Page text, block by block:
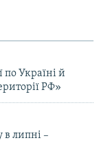
по Україні й
РФ»
липні –